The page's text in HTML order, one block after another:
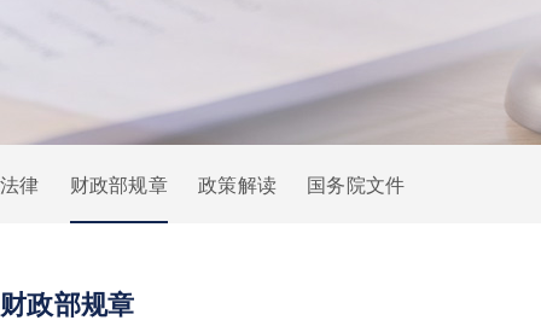
法律 财政部规章 政策解读 国务院文件
财政部规章